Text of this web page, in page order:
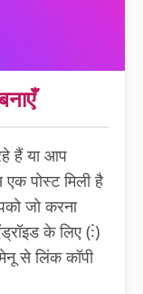
हैं या आप
पोस्ट मिली है
जो करना
के लिए (⋮)
से लिंक कॉपी